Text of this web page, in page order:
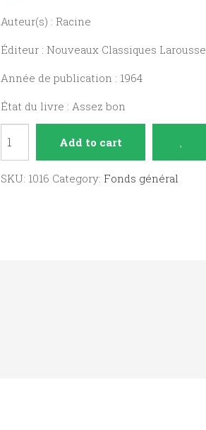
Auteur(s) : Racine
Éditeur : Nouveaux Classiques Larousse
Année de publication : 1964
État du livre : Assez bon
Add to cart
SKU: 1016 Category: Fonds général